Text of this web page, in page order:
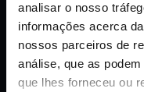
analisar o nosso
informações acerca
nossos parceiros de
análise, que as
que lhes forneceu ou
FILIAL ALGARVE
R.
-